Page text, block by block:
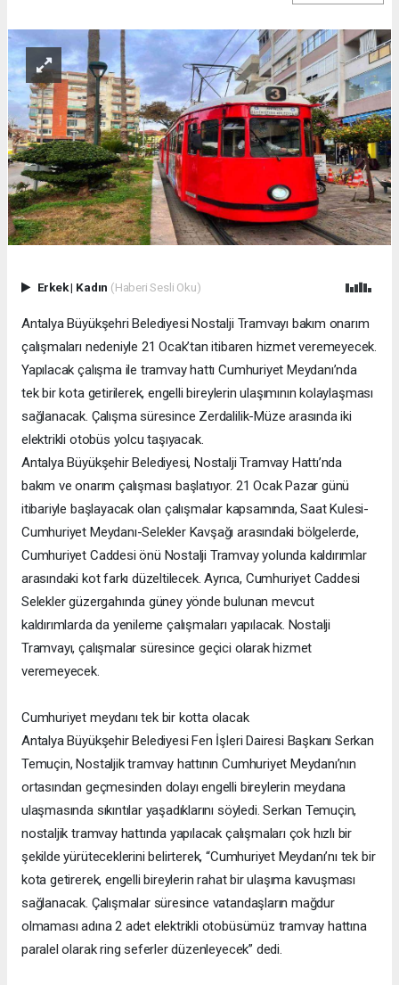
Erkek| Kadın (Haberi Sesli Oku)
Antalya Büyükşehri Belediyesi Nostalji Tramvayı bakım onarım
çalışmaları nedeniyle 21 Ocak’tan itibaren hizmet veremeyecek.
Yapılacak çalışma ile tramvay hattı Cumhuriyet Meydanı’nda
tek bir kota getirilerek, engelli bireylerin ulaşımının kolaylaşması
sağlanacak. Çalışma süresince Zerdalilik-Müze arasında iki
elektrikli otobüs yolcu taşıyacak.
Antalya Büyükşehir Belediyesi, Nostalji Tramvay Hattı’nda
bakım ve onarım çalışması başlatıyor. 21 Ocak Pazar günü
itibariyle başlayacak olan çalışmalar kapsamında, Saat Kulesi-
Cumhuriyet Meydanı-Selekler Kavşağı arasındaki bölgelerde,
Cumhuriyet Caddesi önü Nostalji Tramvay yolunda kaldırımlar
arasındaki kot farkı düzeltilecek. Ayrıca, Cumhuriyet Caddesi
Selekler güzergahında güney yönde bulunan mevcut
kaldırımlarda da yenileme çalışmaları yapılacak. Nostalji
Tramvayı, çalışmalar süresince geçici olarak hizmet
veremeyecek.
Cumhuriyet meydanı tek bir kotta olacak
Antalya Büyükşehir Belediyesi Fen İşleri Dairesi Başkanı Serkan
Temuçin, Nostaljik tramvay hattının Cumhuriyet Meydanı’nın
ortasından geçmesinden dolayı engelli bireylerin meydana
ulaşmasında sıkıntılar yaşadıklarını söyledi. Serkan Temuçin,
nostaljik tramvay hattında yapılacak çalışmaları çok hızlı bir
şekilde yürüteceklerini belirterek, “Cumhuriyet Meydanı’nı tek bir
kota getirerek, engelli bireylerin rahat bir ulaşıma kavuşması
sağlanacak. Çalışmalar süresince vatandaşların mağdur
olmaması adına 2 adet elektrikli otobüsümüz tramvay hattına
paralel olarak ring seferler düzenleyecek” dedi.